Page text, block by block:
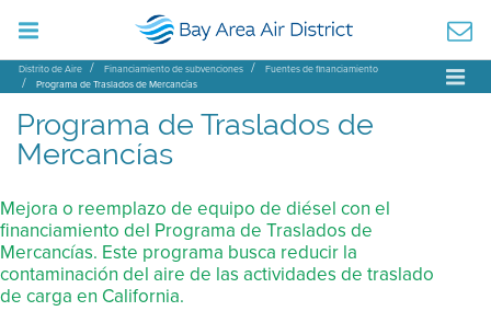
Distrito de Aire Financiamiento de subvenciones
Fuentes de financiamiento
Programa de Traslados de Mercancías
Programa de Traslados de
Mercancías
Mejora o reemplazo de equipo de diésel con el
financiamiento del Programa de Traslados de
Mercancías. Este programa busca reducir la
contaminación del aire de las actividades de traslado
de carga en California.